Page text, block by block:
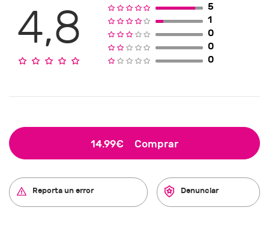
4,8
5
1
0
0
0
14.99€ Comprar
Reporta un error Denunciar